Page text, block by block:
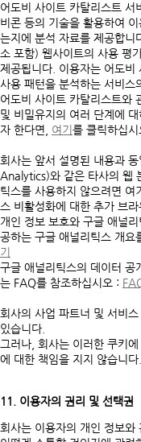
어도비 사이트 카탈리스트
비콘 등의 기술을 활용하여
는지에 분석 자료를 제공합니
소 포함) 웹사이트의 사용 평
제공됩니다. 이용자는 어도비
사용 패턴을 분석하는 서비스
어도비 사이트 카탈리스트와
및 비밀유지의 여러 단계에
자 한다면, 여기 를 클릭하십시
회사는 앞서 설명된 내용과
Analytics)와 같은 타사의 웹
틱스를 사용하지 않으려면 여
스 비활성화에 대한 추가 브
개인 정보 보호와 구글 애널
공하는 구글 애널리틱스 개요
기
구글 애널리틱스의 데이터 공
는 FAQ를 참조하십시오 :
회사의 사업 파트너 및 서비
있습니다.
그러나, 회사는 이러한 쿠키
에 대한 책임을 지지 않습니다.
11. 이용자의 권리 및 선택권
회사는 이용자의 개인 정보와